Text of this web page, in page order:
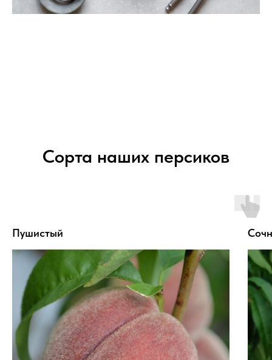
Сорта наших персиков
Пушистый